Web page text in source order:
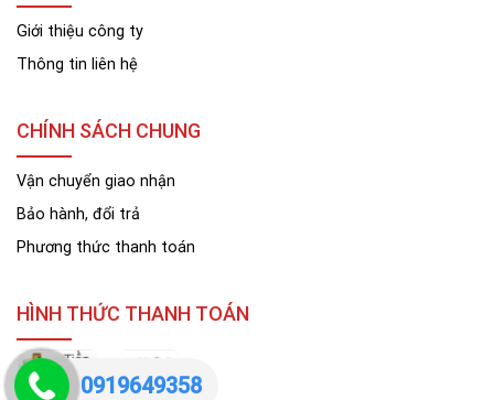
Giới thiệu công ty
Thông tin liên hệ
CHÍNH SÁCH CHUNG
Vận chuyển giao nhận
Bảo hành, đổi trả
Phương thức thanh toán
HÌNH THỨC THANH TOÁN
0919649358